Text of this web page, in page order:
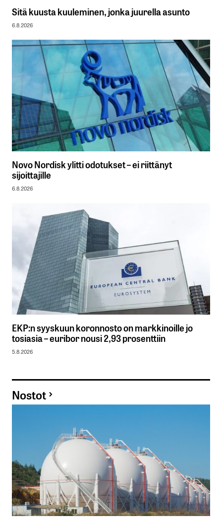
Sitä kuusta kuuleminen, jonka juurella asunto
6.8.2026
Novo Nordisk ylitti odotukset – ei riittänyt
sijoittajille
6.8.2026
EKP:n syyskuun koronnosto on markkinoille jo
tosiasia – euribor nousi 2,93 prosenttiin
5.8.2026
Nostot